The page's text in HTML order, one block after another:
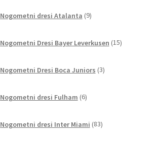
Nogometni dresi Atalanta 9izdelkov
Nogometni Dresi Bayer Leverkusen 15izdelkov
Nogometni Dresi Boca Juniors 3izdelki
Nogometni dresi Fulham 6izdelkov
Nogometni dresi Inter Miami 83izdelkov